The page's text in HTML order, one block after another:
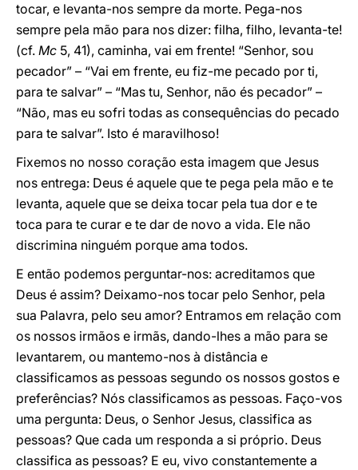
tocar, e levanta-nos sempre da morte. Pega-nos
sempre pela mão para nos dizer: filha, filho, levanta-te!
(cf. Mc 5, 41), caminha, vai em frente! “Senhor, sou
pecador” – “Vai em frente, eu fiz-me pecado por ti,
para te salvar” – “Mas tu, Senhor, não és pecador” –
“Não, mas eu sofri todas as consequências do pecado
para te salvar”. Isto é maravilhoso!
Fixemos no nosso coração esta imagem que Jesus
nos entrega: Deus é aquele que te pega pela mão e te
levanta, aquele que se deixa tocar pela tua dor e te
toca para te curar e te dar de novo a vida. Ele não
discrimina ninguém porque ama todos.
E então podemos perguntar-nos: acreditamos que
Deus é assim? Deixamo-nos tocar pelo Senhor, pela
sua Palavra, pelo seu amor? Entramos em relação com
os nossos irmãos e irmãs, dando-lhes a mão para se
levantarem, ou mantemo-nos à distância e
classificamos as pessoas segundo os nossos gostos e
preferências? Nós classificamos as pessoas. Faço-vos
uma pergunta: Deus, o Senhor Jesus, classifica as
pessoas? Que cada um responda a si próprio. Deus
classifica as pessoas? E eu, vivo constantemente a